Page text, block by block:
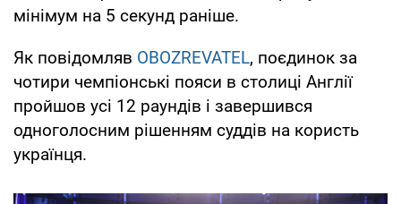
мінімум на 5 секунд раніше.
Як повідомляв OBOZREVATEL, поєдинок за
чотири чемпіонські пояси в столиці Англії
пройшов усі 12 раундів і завершився
одноголосним рішенням суддів на користь
українця.